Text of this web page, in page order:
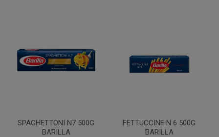
SPAGHETTONI N7 500G
BARILLA
FETTUCCINE N 6 500G
BARILLA